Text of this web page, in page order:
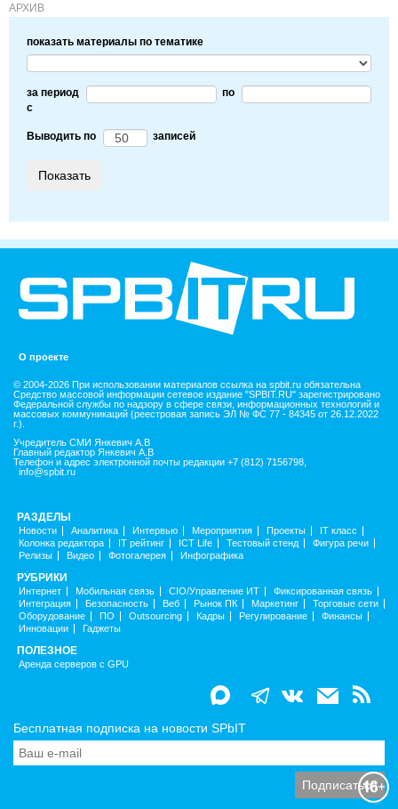
АРХИВ
показать материалы по тематике
за период
c
по
Выводить по записей
О проекте
© 2004-2026 При использовании материалов ссылка на spbit.ru обязательна
Средство массовой информации сетевое издание "SPBIT.RU" зарегистрировано
Федеральной службы по надзору в сфере связи, информационных технологий и
массовых коммуникаций (реестровая запись ЭЛ № ФС 77 - 84345 от 26.12.2022
г.).
Учредитель СМИ Янкевич А.В
Главный редактор Янкевич А.В
Телефон и адрес электронной почты редакции +7 (812) 7156798,
info@spbit.ru
РАЗДЕЛЫ
Новости Аналитика Интервью Мероприятия Проекты
IT класс
Колонка редактора
IT рейтинг ICT Life Тестовый стенд
Фигура речи
Релизы
Видео Фотогалерея Инфографика
РУБРИКИ
Интернет Мобильная связь CIO/Управление ИТ
Фиксированная связь
Интеграция
Безопасность Веб Рынок ПК Маркетинг
Торговые сети
Оборудование
ПО Outsourcing Кадры Регулирование
Финансы
Инновации
Гаджеты
ПОЛЕЗНОЕ
Аренда серверов с GPU
Бесплатная подписка на новости SPbIT